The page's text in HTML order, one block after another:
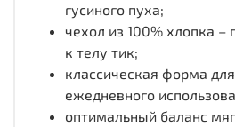
гусиного пуха;
чехол из 100% хлопка
к телу тик;
классическая форма
ежедневного
оптимальный баланс